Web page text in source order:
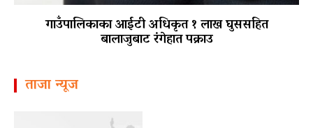
गाउँपालिकाका आईटी अधिकृत १ लाख घुससहित
बालाजुबाट रंगेहात पक्राउ
ताजा न्यूज